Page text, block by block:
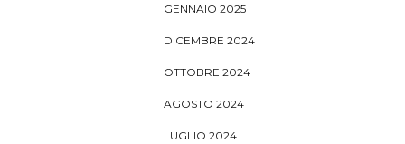
GENNAIO 2025
DICEMBRE 2024
OTTOBRE 2024
AGOSTO 2024
LUGLIO 2024